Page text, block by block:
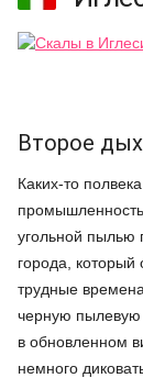
Второе
Каких-то
угольной пылью
города, который
трудные
черную пылевую
в обновленном
немного